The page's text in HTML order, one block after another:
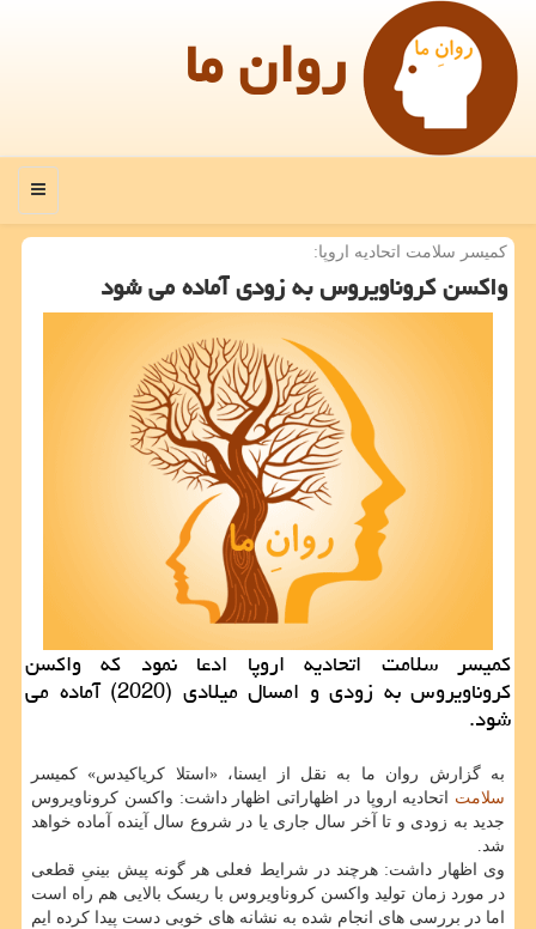
روان ما
منو
كمیسر سلامت اتحادیه اروپا:
واكسن كروناویروس به زودی آماده می شود
كمیسر سلامت اتحادیه اروپا ادعا نمود كه واكسن
كروناویروس به زودی و امسال میلادی (2020) آماده می
شود.
به گزارش روان ما به نقل از ایسنا، «استلا کریاکیدس» کمیسر
سلامت اتحادیه اروپا در اظهاراتی اظهار داشت: واکسن کروناویروس
جدید به زودی و تا آخر سال جاری یا در شروع سال آینده آماده خواهد
شد.
وی اظهار داشت: هرچند در شرایط فعلی هر گونه پیش بینیِ قطعی
در مورد زمان تولید واکسن کروناویروس با ریسک بالایی هم راه است
اما در بررسی های انجام شده به نشانه های خوبی دست پیدا کرده ایم